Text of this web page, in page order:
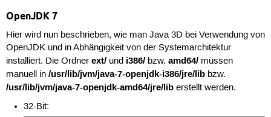
OpenJDK 7
Hier wird nun beschrieben, wie man Java 3D bei Verwendung von
OpenJDK und in Abhängigkeit von der Systemarchitektur
installiert. Die Ordner ext/und i386/bzw. amd64/müssen
manuell in /usr/lib/jvm/java-7-openjdk-i386/jre/libbzw.
/usr/lib/jvm/java-7-openjdk-amd64/jre/liberstellt werden.
32-Bit: